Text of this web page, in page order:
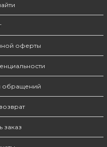
оферты
обращений
заказ